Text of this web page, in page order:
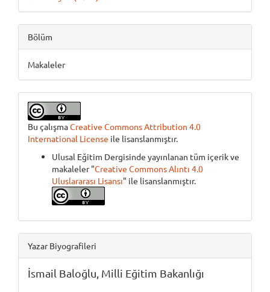
Bölüm
Makaleler
Bu çalışmaCreative Commons Attribution 4.0
International License ile lisanslanmıştır.
Ulusal Eğitim Dergisinde yayınlanan tüm içerik ve
makaleler "Creative Commons Alıntı 4.0
Uluslararası Lisansı" ile lisanslanmıştır.
Yazar Biyografileri
İsmail Baloğlu, Milli Eğitim Bakanlığı